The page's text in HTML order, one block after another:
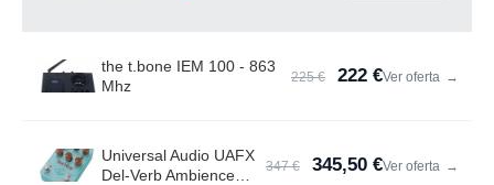
the t.bone IEM 100 - 863
Mhz
225 € 222 €Ver oferta →
Universal Audio UAFX
Del-Verb Ambience
347 € 345,50 €Ver oferta →